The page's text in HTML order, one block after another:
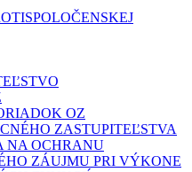
OZ
ZASTUPITEĽSTVA
NA OCHRANU
ZÁUJMU PRI VÝKONE